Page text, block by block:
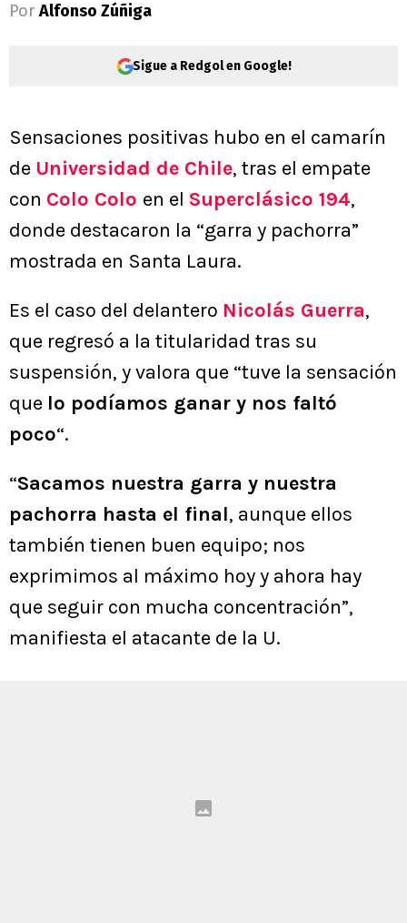
Por Alfonso Zúñiga
Sigue a Redgol en Google!
Sensaciones positivas hubo en el camarín
de Universidad de Chile, tras el empate
con Colo Colo en el Superclásico 194,
donde destacaron la “garra y pachorra”
mostrada en Santa Laura.
Es el caso del delantero Nicolás Guerra,
que regresó a la titularidad tras su
suspensión, y valora que “tuve la sensación
que lo podíamos ganar y nos faltó
poco“.
“Sacamos nuestra garra y nuestra
pachorra hasta el final, aunque ellos
también tienen buen equipo; nos
exprimimos al máximo hoy y ahora hay
que seguir con mucha concentración”,
manifiesta el atacante de la U.